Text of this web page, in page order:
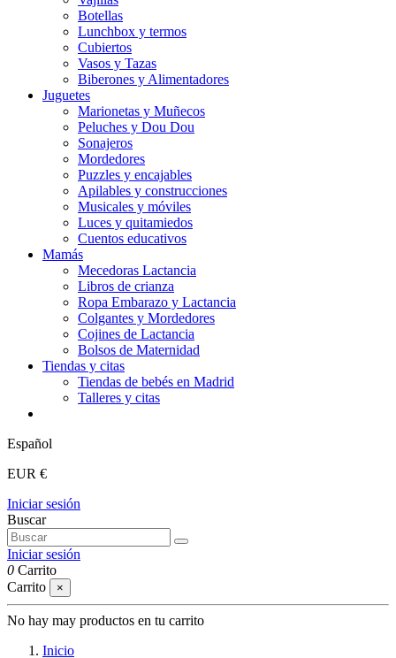
Botellas
Lunchbox y termos
Cubiertos
Vasos y Tazas
Biberones y Alimentadores
Juguetes
Marionetas y Muñecos
Peluches y Dou Dou
Sonajeros
Mordedores
Puzzles y encajables
Apilables y construcciones
Musicales y móviles
Luces y quitamiedos
Cuentos educativos
Mamás
Mecedoras Lactancia
Libros de crianza
Ropa Embarazo y Lactancia
Colgantes y Mordedores
Cojines de Lactancia
Bolsos de Maternidad
Tiendas y citas
Tiendas de bebés en Madrid
Talleres y citas
Español
EUR €
Iniciar sesión
Buscar
Iniciar sesión
0 Carrito
Carrito
×
No hay may productos en tu carrito
Inicio